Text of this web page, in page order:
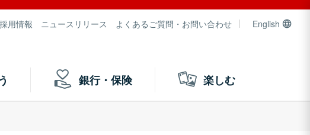
採用情報 ニュースリリース よくあるご質問・お問い合わせ English
銀行・保険 楽しむ